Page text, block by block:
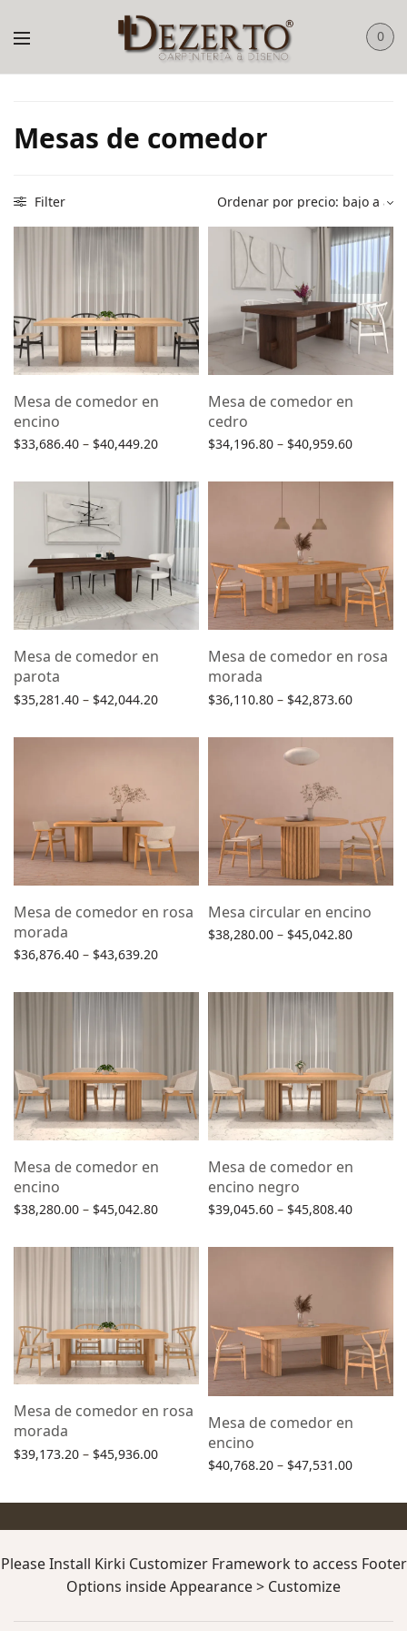
0
Mesas de comedor
Filter
Mesa de comedor en
encino
$33,686.40 – $40,449.20Price
$33,686.40
through
$40,449.20
Mesa de comedor en
cedro
$34,196.80 – $40,959.60Price
Mesa de comedor en
parota
$35,281.40 – $42,044.20Price
$35,281.40
Mesa de comedor en rosa
morada
$36,110.80 – $42,873.60Price
Mesa de comedor en rosa
morada
$36,876.40 – $43,639.20Price
$36,876.40
Mesa circular en encino
$38,280.00 – $45,042.80Price
through
Mesa de comedor en
encino
$38,280.00 – $45,042.80Price
$38,280.00
Mesa de comedor en
encino negro
$39,045.60 – $45,808.40Price
Mesa de comedor en rosa
morada
$39,173.20 – $45,936.00Price
$45,936.00
Mesa de comedor en
encino
$40,768.20 – $47,531.00Price
Please Install Kirki Customizer Framework to access Footer
Options inside Appearance > Customize